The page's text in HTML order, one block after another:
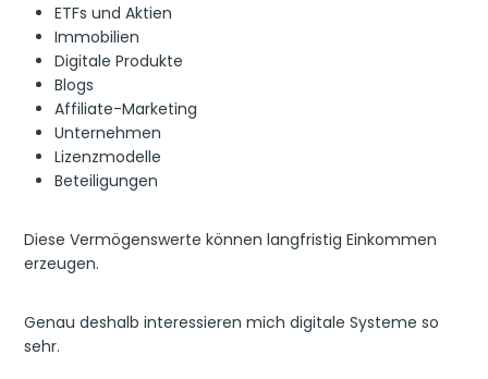
ETFs und Aktien
Immobilien
Digitale Produkte
Blogs
Affiliate-Marketing
Unternehmen
Lizenzmodelle
Beteiligungen
Diese Vermögenswerte können langfristig Einkommen
erzeugen.
Genau deshalb interessieren mich digitale Systeme so
sehr.